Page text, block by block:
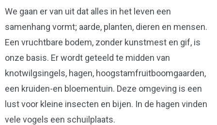
We gaan er van uit dat alles in het leven een
samenhang vormt; aarde, planten, dieren en mensen.
Een vruchtbare bodem, zonder kunstmest en gif, is
onze basis. Er wordt geteeld te midden van
knotwilgsingels, hagen, hoogstamfruitboomgaarden,
een kruiden-en bloementuin. Deze omgeving is een
lust voor kleine insecten en bijen. In de hagen vinden
vele vogels een schuilplaats.